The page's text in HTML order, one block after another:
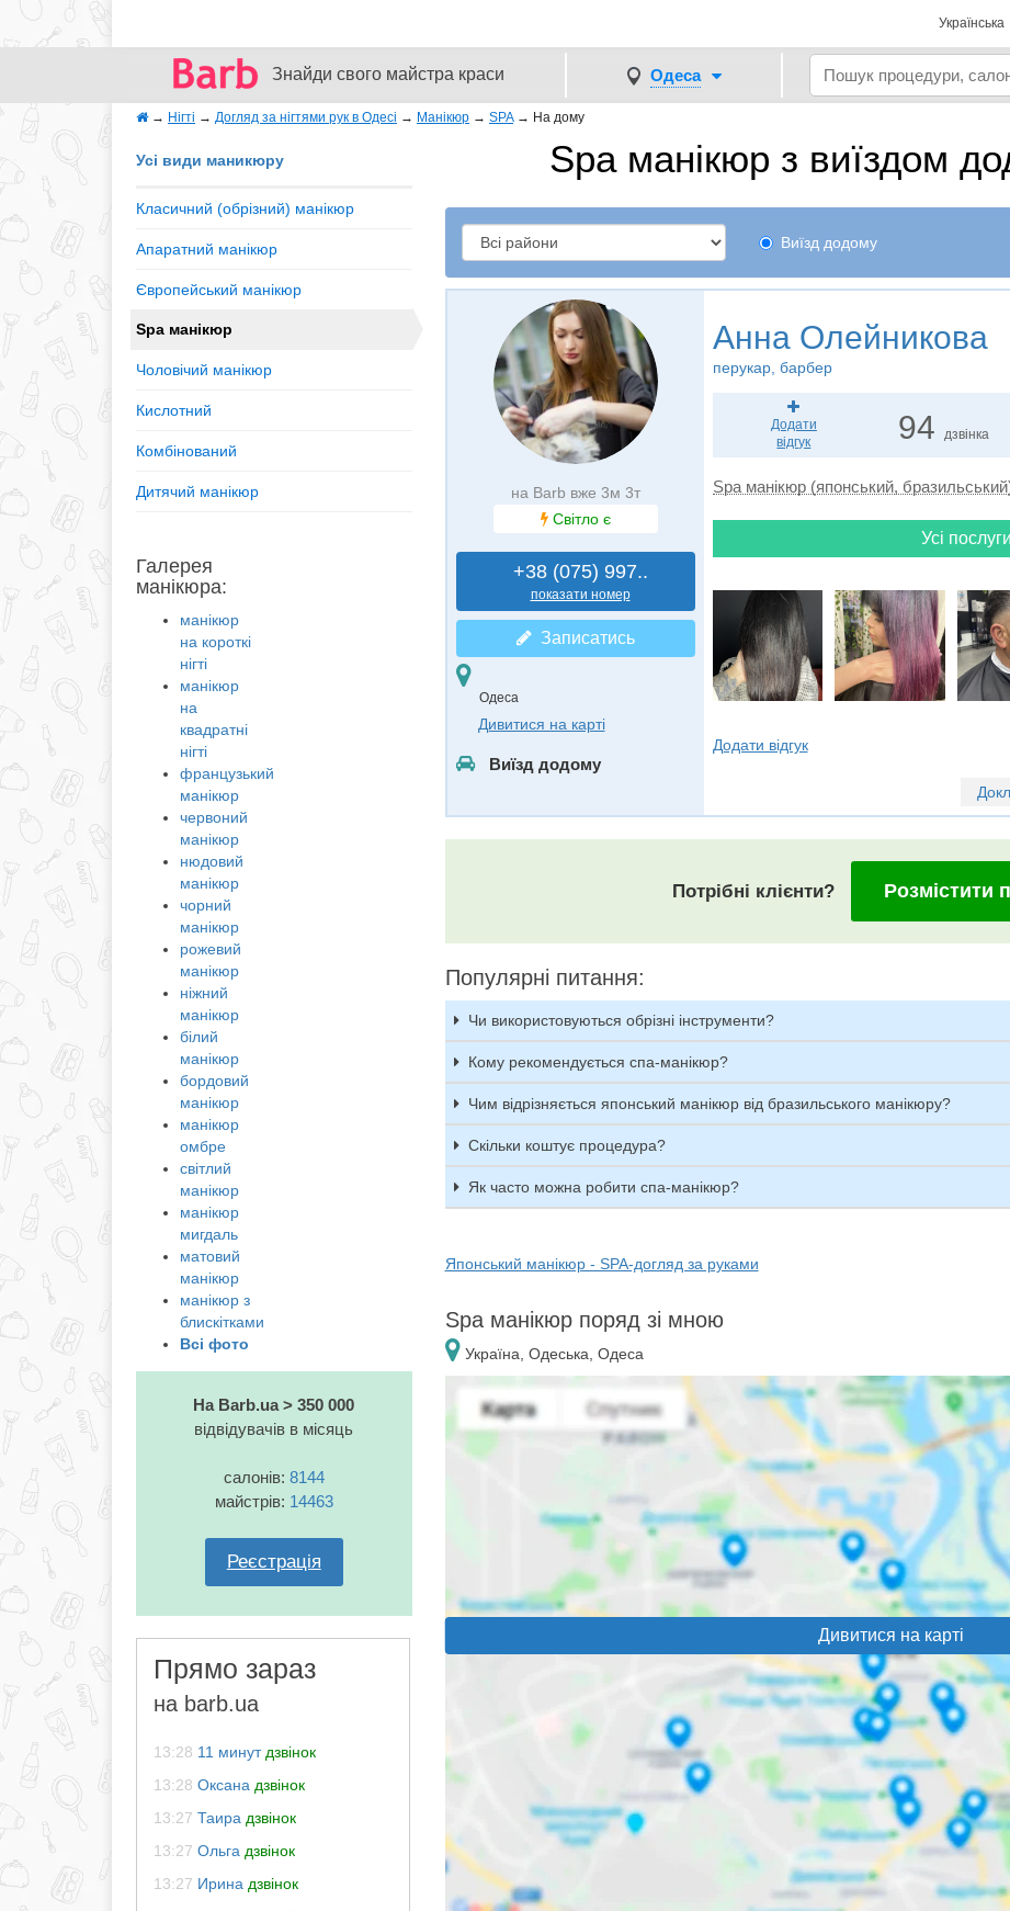
Українська
Знайди свого майстра краси Одеса
→ Нігті → Догляд за нігтями рук в Одесі → Манікюр → SPA → На дому
Spa манікюр з виїздом
Виїзд додому
Усі види маникюру
Класичний (обрізний) манікюр
Апаратний манікюр
Європейський манікюр
Spa манікюр
Чоловічий манікюр
Кислотний
Комбінований
Дитячий манікюр
Галерея
манікюра:
манікюр
на короткі
нігті
манікюр
на
квадратні
нігті
французький
манікюр
червоний
манікюр
нюдовий
манікюр
чорний
манікюр
рожевий
манікюр
ніжний
манікюр
білий
манікюр
бордовий
манікюр
манікюр
омбре
світлий
манікюр
манікюр
мигдаль
матовий
манікюр
манікюр з
блискітками
Всі фото
На Barb.ua > 350 000
відвідувачів в місяць
салонів: 8144
майстрів: 14463
Реєстрація
Прямо зараз
на barb.ua
13:28 11 минут дзвінок
13:28 Оксана дзвінок
13:27 Таира дзвінок
13:27 Ольга дзвінок
13:27 Ирина дзвінок
на Barb вже 3м 3т
Світло є
+38 (075) 997..
показати номер
Записатись
Одеса
Дивитися на карті
Виїзд додому
Анна Олейникова
перукар, барбер
Додати
відгук
94 дзвінка
Spa манікюр (японський,
Усі
Додати відгук
Потрібні клієнти? Розмістити
Популярні питання:
Чи використовуються обрізні інструменти?
Кому рекомендується спа-манікюр?
Чим відрізняється японський манікюр від бразильського манікюру?
Скільки коштує процедура?
Як часто можна робити спа-манікюр?
Японський манікюр - SPA-догляд за руками
Spa манікюр поряд зі мною
Україна, Одеська, Одеса
Дивитися на карті